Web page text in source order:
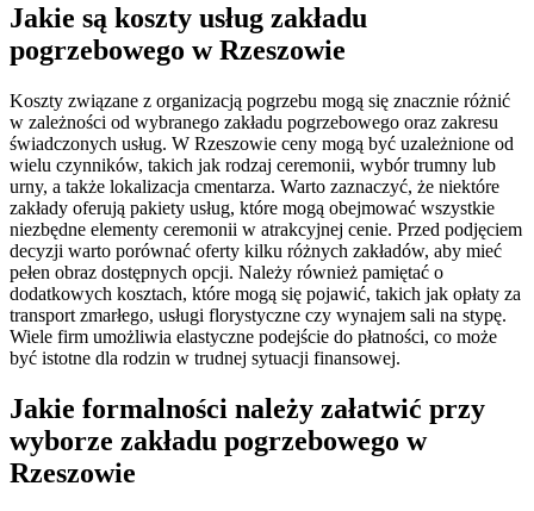
Jakie są koszty usług zakładu
pogrzebowego w Rzeszowie
Koszty związane z organizacją pogrzebu mogą się znacznie różnić
w zależności od wybranego zakładu pogrzebowego oraz zakresu
świadczonych usług. W Rzeszowie ceny mogą być uzależnione od
wielu czynników, takich jak rodzaj ceremonii, wybór trumny lub
urny, a także lokalizacja cmentarza. Warto zaznaczyć, że niektóre
zakłady oferują pakiety usług, które mogą obejmować wszystkie
niezbędne elementy ceremonii w atrakcyjnej cenie. Przed podjęciem
decyzji warto porównać oferty kilku różnych zakładów, aby mieć
pełen obraz dostępnych opcji. Należy również pamiętać o
dodatkowych kosztach, które mogą się pojawić, takich jak opłaty za
transport zmarłego, usługi florystyczne czy wynajem sali na stypę.
Wiele firm umożliwia elastyczne podejście do płatności, co może
być istotne dla rodzin w trudnej sytuacji finansowej.
Jakie formalności należy załatwić przy
wyborze zakładu pogrzebowego w
Rzeszowie